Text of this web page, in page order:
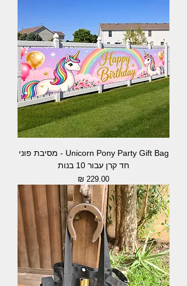
Unicorn Pony Party Gift Bag - מסיבת פוני
חד קרן עבור 10 בנות
מחיר